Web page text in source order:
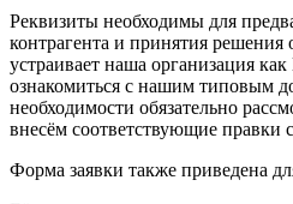
Реквизиты необходимы для
контрагента и принятия решения
устраивает наша организация
ознакомиться с нашим типовым
необходимости обязательно
внесём соответствующие правки
Форма заявки также приведена